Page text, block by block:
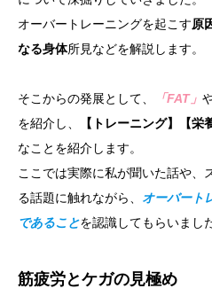
オーバートレーニングを起こす原
なる身体所見などを解説します。
そこからの発展として、 「FAT」
を紹介し、
【トレーニング】【栄
なことを紹介します。
ここでは実際に私が聞いた話や、
る話題に触れながら、 オーバート
であることを認識してもらいまし
筋疲労とケガの見極め